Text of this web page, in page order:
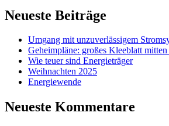
Neueste Beiträge
Umgang mit unzuverlässigem
Geheimpläne: großes Kleeblatt
Wie teuer sind Energieträger
Weihnachten 2025
Energiewende
Neueste Kommentare